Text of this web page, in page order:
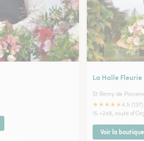
La Halle Fleurie
St Remy de
★★★★★4.5 (137)
15 +248, route
Voir la boutique